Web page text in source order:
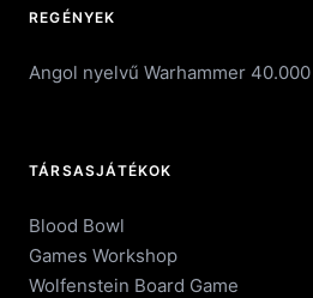
REGÉNYEK
Angol nyelvű Warhammer 40.000
TÁRSASJÁTÉKOK
Blood Bowl
Games Workshop
Wolfenstein Board Game